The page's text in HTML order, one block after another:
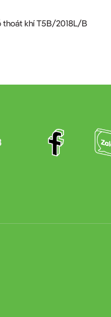
thoát khí T5B/2018L/B